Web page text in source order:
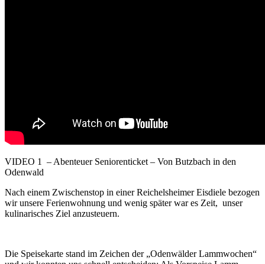
VIDEO 1 – Abenteuer Seniorenticket – Von Butzbach in den
Odenwald
Nach einem Zwischenstop in einer Reichelsheimer Eisdiele bezogen
wir unsere Ferienwohnung und wenig später war es Zeit, unser
kulinarisches Ziel anzusteuern.
Die Speisekarte stand im Zeichen der „Odenwälder Lammwochen“